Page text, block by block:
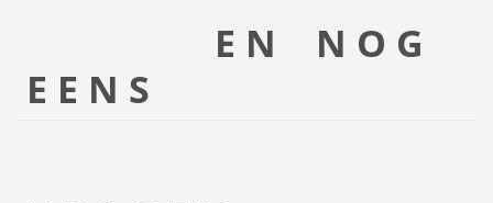
E N N O G
E E N S